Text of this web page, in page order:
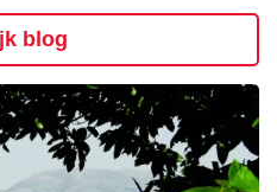
blog